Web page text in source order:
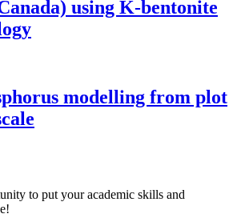
using K-bentonite
modelling from plot
to put your academic skills and